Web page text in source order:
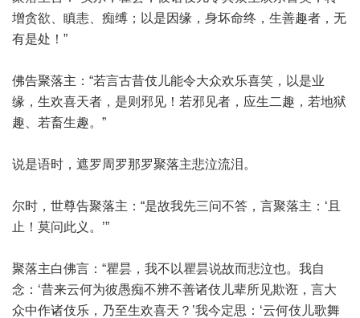
增贪欲、瞋恚、痴缚；以是因缘，身坏命终，生善趣者，无
有是处！”
佛告聚落主：“若言古昔伎儿能令大众欢乐喜笑，以是业
缘，生欢喜天者，是则邪见！若邪见者，应生二趣，若地狱
趣、若畜生趣。”
说是语时，遮罗周罗那罗聚落主悲泣流泪。
尔时，世尊告聚落主：“是故我先三问不答，言聚落主：‘且
止！莫问此义。’”
聚落主白佛言：“瞿昙，我不以瞿昙说故而悲泣也。我自
念：‘昔来云何为彼愚痴不辨不善诸伎儿辈所见欺诳，言大
众中作诸伎乐，乃至生欢喜天？’我今定思：‘云何伎儿歌舞